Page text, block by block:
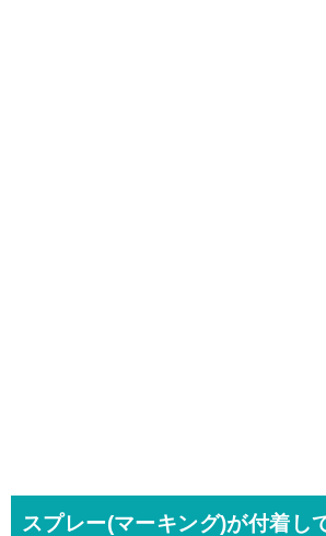
スプレー(マーキング)が付着し